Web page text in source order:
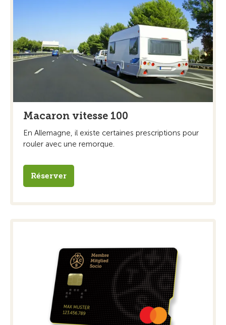
Macaron vitesse 100
En Allemagne, il existe certaines prescriptions pour
rouler avec une remorque.
Réserver